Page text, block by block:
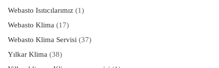
Webasto Isıtıcılarımız(1)
Webasto Klima (17)
Webasto Klima Servisi (37)
Yılkar Klima (38)